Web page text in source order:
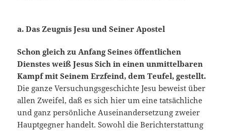
a. Das Zeugnis Jesu und Seiner Apostel
Schon gleich zu Anfang Seines öffentlichen
Dienstes weiß Jesus Sich in einen unmittelbaren
Kampf mit Seinem Erzfeind, dem Teufel, gestellt.
Die ganze Versu­chungsgeschichte Jesu beweist über
allen Zweifel, daß es sich hier um eine tatsächliche
und ganz persönliche Auseinandersetzung zweier
Hauptgegner handelt. Sowohl die Berichterstattung